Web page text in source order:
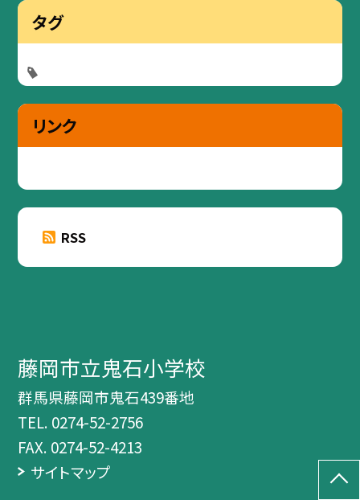
タグ
リンク
RSS
藤岡市立鬼石小学校
群馬県藤岡市鬼石439番地
TEL. 0274-52-2756
FAX. 0274-52-4213
サイトマップ